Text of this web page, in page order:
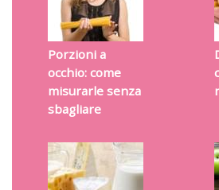
Porzioni a
occhio: come
misurarle senza
sbagliare